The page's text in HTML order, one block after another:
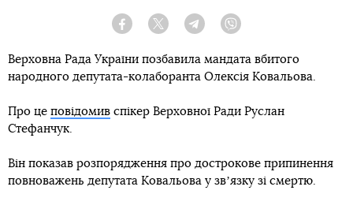
Facebook Twitter Telegram
Верховна Рада України позбавила мандата вбитого
народного депутата-колаборанта Олексія Ковальова.
Про це повідомив спікер Верховної Ради Руслан
Стефанчук.
Він показав розпорядження про дострокове припинення
повноважень депутата Ковальова у звʼязку зі смертю.